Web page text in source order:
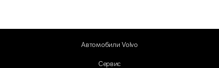
Автомобили Volvo
Сервис